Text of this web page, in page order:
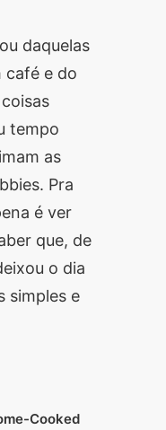
daquelas
café e do
tempo
as
Pra
é ver
que, de
o dia
simples e
Cooked